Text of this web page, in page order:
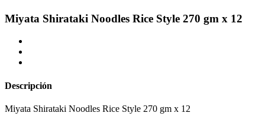
Miyata Shirataki Noodles Rice Style 270 gm x 12
Descripción
Miyata Shirataki Noodles Rice Style 270 gm x 12